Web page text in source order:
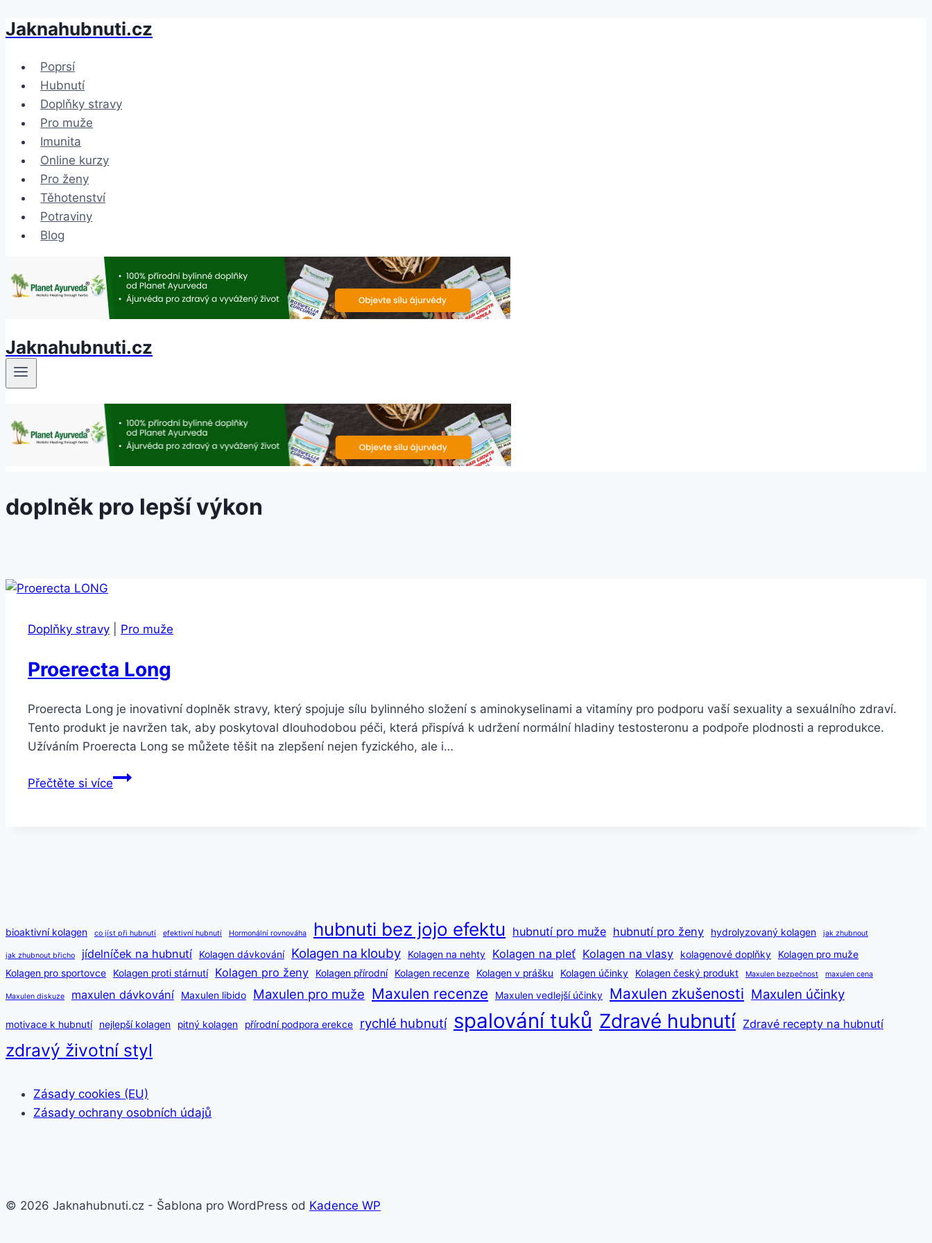
Přeskočit
obsah
Jaknahubnuti.cz
Poprsí
Hubnutí
Doplňky stravy
Pro muže
Imunita
Online kurzy
Pro ženy
Těhotenství
Potraviny
Blog
Jaknahubnuti.cz
doplněk pro lepší výkon
Doplňky stravy Pro muže
Proerecta Long
Proerecta Long je inovativní doplněk stravy, který spojuje sílu bylinného složení s aminokyselinami a vitamíny pro podporu vaší sexuality a sexuálního zdraví.
Tento produkt je navržen tak, aby poskytoval dlouhodobou péči, která přispívá k udržení normální hladiny testosteronu a podpoře plodnosti a reprodukce.
Užíváním Proerecta Long se můžete těšit na zlepšení nejen fyzického, ale i…
Přečtěte si víceProerecta
bioaktivní kolagen co jíst při hubnutí efektivní hubnutí Hormonální rovnováha hubnuti bez jojo efektu hubnutí pro muže hubnutí pro ženy hydrolyzovaný kolagen jak zhubnout
jak zhubnout břicho jídelníček na hubnutí Kolagen dávkování Kolagen na klouby Kolagen na nehty Kolagen na pleť Kolagen na vlasy kolagenové doplňky
Kolagen pro muže
Kolagen pro sportovce
Kolagen proti stárnutí Kolagen pro ženy Kolagen přírodní Kolagen recenze Kolagen v prášku Kolagen účinky Kolagen český produkt Maxulen bezpečnost maxulen cena
Maxulen diskuze maxulen dávkování Maxulen libido Maxulen pro muže Maxulen recenze Maxulen vedlejší účinky Maxulen zkušenosti Maxulen účinky
motivace k hubnutí nejlepší kolagen pitný kolagen přírodní podpora erekce rychlé hubnutí spalování tuků Zdravé hubnutí Zdravé recepty na hubnutí
zdravý životní styl
Zásady cookies (EU)
Zásady ochrany osobních údajů
© 2026 Jaknahubnuti.cz - Šablona pro WordPress od Kadence WP